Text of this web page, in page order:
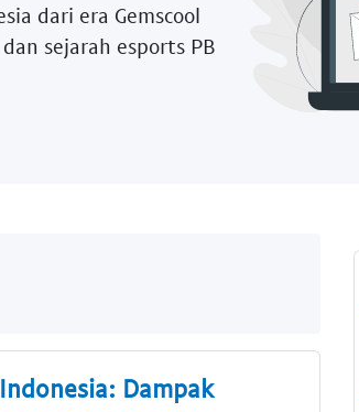
dari era Gemscool
sejarah esports PB
Dampak